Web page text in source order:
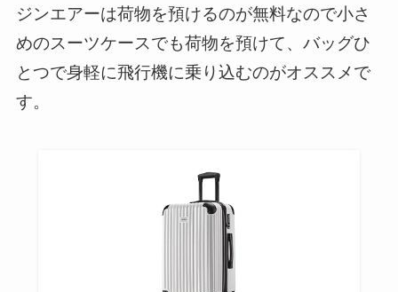
ジンエアーは荷物を預けるのが無料なので小さ
めのスーツケースでも荷物を預けて、バッグひ
とつで身軽に飛行機に乗り込むのがオススメで
す。